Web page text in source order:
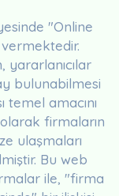
"Online
bulunabilmesi
temel amacını
firmaların
ulaşmaları
Bu web
ile, "firma